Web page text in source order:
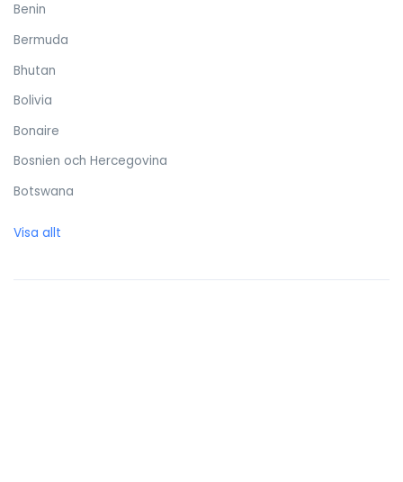
Benin
Bermuda
Bhutan
Bolivia
Bonaire
Bosnien och Hercegovina
Botswana
Brunei Darussalam
Visa allt